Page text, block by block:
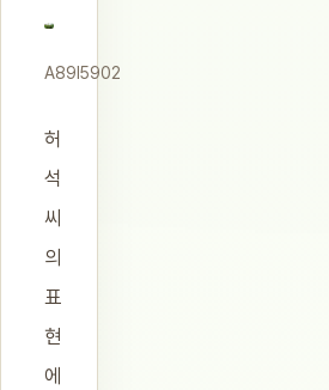
A89I5902
허
석
씨
의
표
현
에